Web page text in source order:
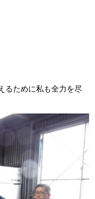
るために私も全力を尽